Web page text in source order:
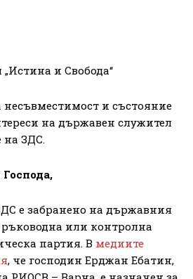
„Истина и Свобода“
несъвместимост и състояние
на държавен служител
ЗДС.
е забранено на държавния
или контролна
партия. В медиите
, че господин Ерджан Ебатин,